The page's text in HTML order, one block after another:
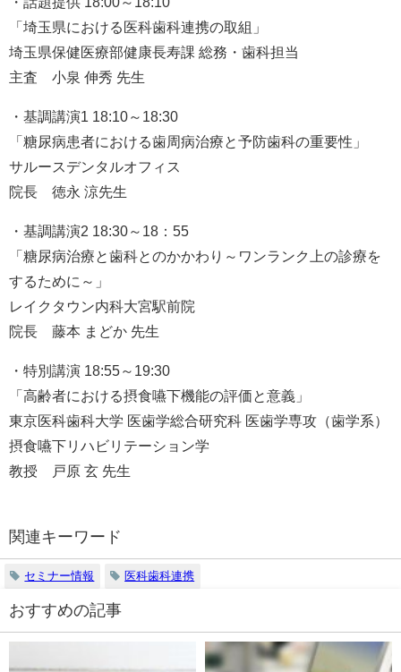
「埼玉県における医科歯科連携の取組」
埼玉県保健医療部健康長寿課 総務・歯科担当
主査 小泉 伸秀 先生
・基調講演1 18:10～18:30
「糖尿病患者における歯周病治療と予防歯科の重要性」
サルースデンタルオフィス
院長 徳永 涼先生
・基調講演2 18:30～18：55
「糖尿病治療と歯科とのかかわり～ワンランク上の診療を
するために～」
レイクタウン内科大宮駅前院
院長 藤本 まどか 先生
・特別講演 18:55～19:30
「高齢者における摂食嚥下機能の評価と意義」
東京医科歯科大学 医歯学総合研究科 医歯学専攻（歯学系）
摂食嚥下リハビリテーション学
教授 戸原 玄 先生
関連キーワード
セミナー情報 医科歯科連携
おすすめの記事